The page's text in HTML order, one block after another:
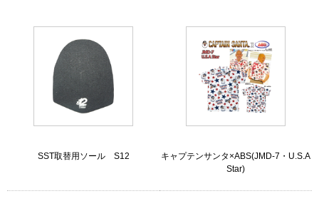
SST取替用ソール S12
キャプテンサンタ×ABS(JMD-7・U.S.A
Star)